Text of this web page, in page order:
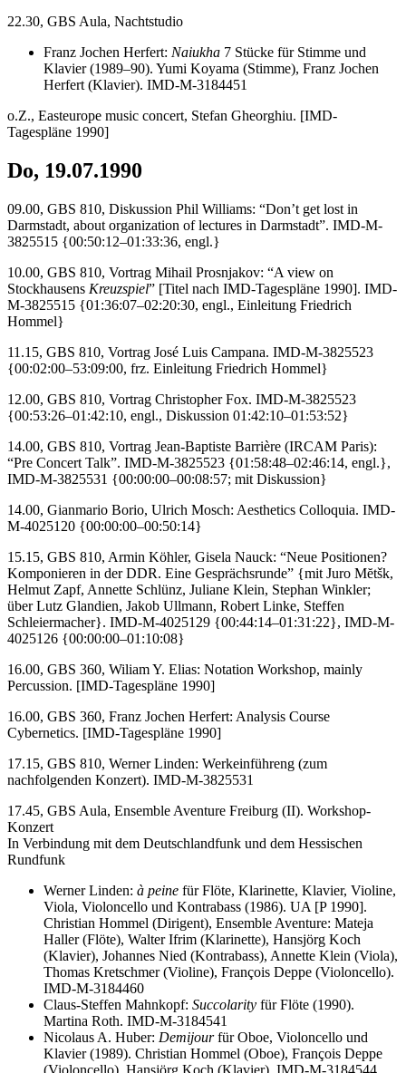
22.30, GBS Aula, Nachtstudio
Franz Jochen Herfert: Naiukha 7 Stücke für Stimme und
Klavier (1989–90). Yumi Koyama (Stimme), Franz Jochen
Herfert (Klavier). IMD-M-3184451
o.Z., Easteurope music concert, Stefan Gheorghiu. [IMD-
Tagespläne 1990]
Do, 19.07.1990
09.00, GBS 810, Diskussion Phil Williams: “Don’t get lost in
Darmstadt, about organization of lectures in Darmstadt”. IMD-M-
3825515 {00:50:12–01:33:36, engl.}
10.00, GBS 810, Vortrag Mihail Prosnjakov: “A view on
Stockhausens Kreuzspiel” [Titel nach IMD-Tagespläne 1990]. IMD-
M-3825515 {01:36:07–02:20:30, engl., Einleitung Friedrich
Hommel}
11.15, GBS 810, Vortrag José Luis Campana. IMD-M-3825523
{00:02:00–53:09:00, frz. Einleitung Friedrich Hommel}
12.00, GBS 810, Vortrag Christopher Fox. IMD-M-3825523
{00:53:26–01:42:10, engl., Diskussion 01:42:10–01:53:52}
14.00, GBS 810, Vortrag Jean-Baptiste Barrière (IRCAM Paris):
“Pre Concert Talk”. IMD-M-3825523 {01:58:48–02:46:14, engl.},
IMD-M-3825531 {00:00:00–00:08:57; mit Diskussion}
14.00, Gianmario Borio, Ulrich Mosch: Aesthetics Colloquia. IMD-
M-4025120 {00:00:00–00:50:14}
15.15, GBS 810, Armin Köhler, Gisela Nauck: “Neue Positionen?
Komponieren in der DDR. Eine Gesprächsrunde” {mit Juro Mĕtšk,
Helmut Zapf, Annette Schlünz, Juliane Klein, Stephan Winkler;
über Lutz Glandien, Jakob Ullmann, Robert Linke, Steffen
Schleiermacher}. IMD-M-4025129 {00:44:14–01:31:22}, IMD-M-
4025126 {00:00:00–01:10:08}
16.00, GBS 360, Wiliam Y. Elias: Notation Workshop, mainly
Percussion. [IMD-Tagespläne 1990]
16.00, GBS 360, Franz Jochen Herfert: Analysis Course
Cybernetics. [IMD-Tagespläne 1990]
17.15, GBS 810, Werner Linden: Werkeinführeng (zum
nachfolgenden Konzert). IMD-M-3825531
17.45, GBS Aula, Ensemble Aventure Freiburg (II). Workshop-
Konzert
In Verbindung mit dem Deutschlandfunk und dem Hessischen
Rundfunk
Werner Linden: à peine für Flöte, Klarinette, Klavier, Violine,
Viola, Violoncello und Kontrabass (1986). UA [P 1990].
Christian Hommel (Dirigent), Ensemble Aventure: Mateja
Haller (Flöte), Walter Ifrim (Klarinette), Hansjörg Koch
(Klavier), Johannes Nied (Kontrabass), Annette Klein (Viola),
Thomas Kretschmer (Violine), François Deppe (Violoncello).
IMD-M-3184460
Claus-Steffen Mahnkopf: Succolarity für Flöte (1990).
Martina Roth. IMD-M-3184541
Nicolaus A. Huber: Demijourfür Oboe, Violoncello und
Klavier (1989). Christian Hommel (Oboe), François Deppe
(Violoncello), Hansjörg Koch (Klavier). IMD-M-3184544